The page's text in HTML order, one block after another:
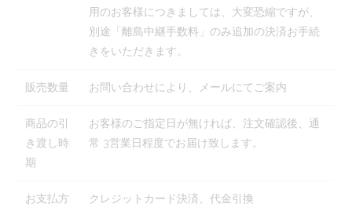
用のお客様につきましては、大変恐縮ですが、
別途「離島中継手数料」のみ追加の決済お手続
きをいただきます。
販売数量 お問い合わせにより、メールにてご案内
商品の引
き渡し時
期
お客様のご指定日が無ければ、注文確認後、通
常 3営業日程度でお届け致します。
お支払方
クレジットカード決済、代金引換